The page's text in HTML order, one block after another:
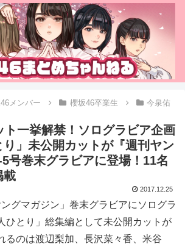
メンバー 櫻坂46卒業生
今泉佑
ト一挙解禁！ソログラビア企画
り」未公開カットが『週刊ヤン
号巻末グラビアに登場！11名
載
2017.12.25
グマガジン」巻末グラビアにソログラ
ひとり」総集編として未公開カットが
るのは渡辺梨加、長沢菜々香、米谷